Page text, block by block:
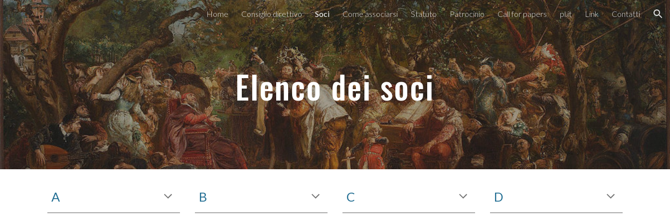
Skip to main content Skip to navigation
Home Consiglio direttivo Soci Come associarsi Statuto Patrocinio Call for papers pl.it Link Contatti
Elenco dei soci
A B C D